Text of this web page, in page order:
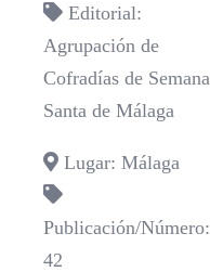
Editorial:
Agrupación de
Cofradías de Semana
Santa de Málaga
Lugar: Málaga
Publicación/Número:
42